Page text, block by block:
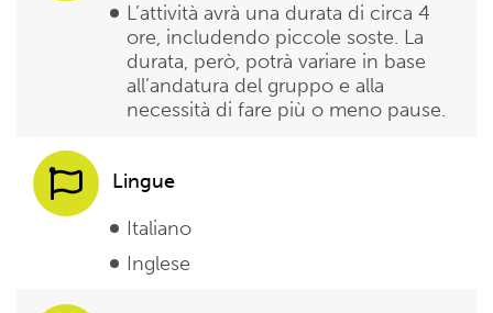
L’attività avrà una durata di circa 4
ore, includendo piccole soste. La
durata, però, potrà variare in base
all’andatura del gruppo e alla
necessità di fare più o meno pause.
Lingue
Italiano
Inglese